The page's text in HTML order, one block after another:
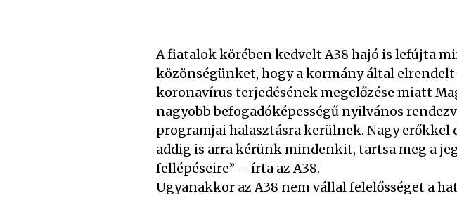
A fiatalok körében kedvelt A38 hajó is lefújta
közönségünket, hogy a kormány által
koronavírus terjedésének megelőzése miatt
nagyobb befogadóképességű nyilvános
programjai halasztásra kerülnek. Nagy
addig is arra kérünk mindenkit, tartsa meg a
fellépéseire” – írta az A38.
Ugyanakkor az A38 nem vállal felelősséget a